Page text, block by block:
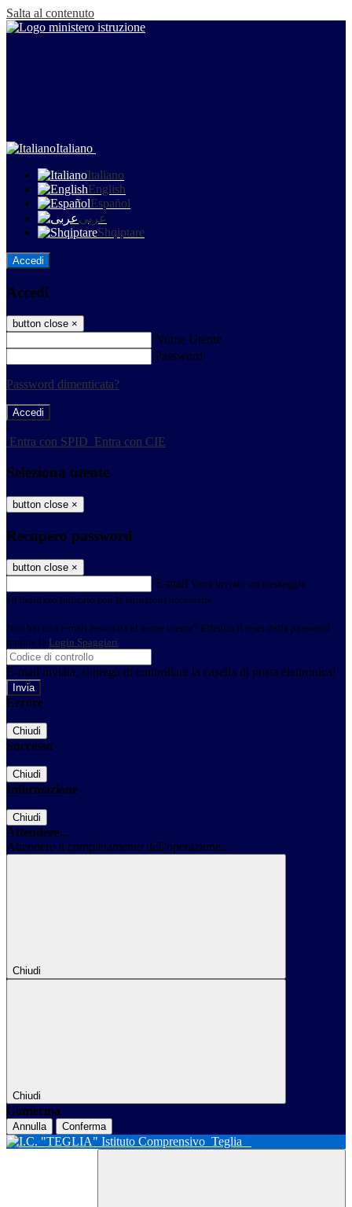
Salta al contenuto
Italiano
Italiano
English
Español
عربى
Shqiptare
Accedi
Accedi
button close ×
Nome Utente
Password
Password dimenticata?
-
Entra con SPID Entra con CIE
Seleziona utente
button close ×
Recupero password
button close ×
E-mail Verrà inviato un messaggio
all'indirizzo indicato con le istruzioni necessarie.
Non hai una e-mail associata al nome utente? Effettua il reset della password
tramite la Login Spaggiari
E-mail inviata, si prega di controllare la casella di posta elettronica!
Errore
Chiudi
Successo
Chiudi
Informazione
Chiudi
Attendere...
Attendere il completamento dell'operazione...
Chiudi
Chiudi
Conferma
Annulla Conferma
Istituto Comprensivo Teglia